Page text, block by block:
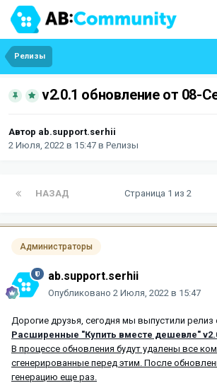
Релизы
v2.0.1 обновление от 08-
Автор ab.support.serhii
2 Июля, 2022 в 15:47 в Релизы
НАЗАД Страница 1 из 2
Администраторы
ab.support.serhii
Опубликовано 2 Июля, 2022 в 15:47
Дорогие друзья, сегодня мы выпустили релиз
Расширенные "Купить вместе дешевле"
В процессе обновления будут удалены все
сгенерированные перед этим. После
генерацию еще раз.